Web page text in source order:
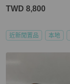
TWD 8,800
近新閒置品 本地